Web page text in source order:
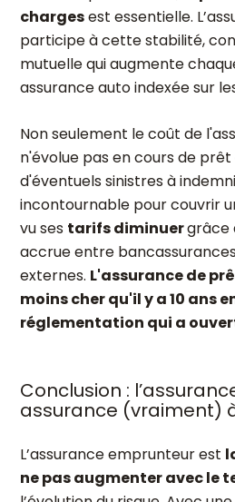
chargesest essentielle.
participe à cette stabilité,
mutuelle qui augmente
assurance auto indexée sur
Non seulement le coût de
n'évolue pas en cours de
d'éventuels sinistres à
incontournable pour couvrir
vu ses tarifs diminuergrâce
accrue entre
externes. L'assurance de
moins cher qu'il y a 10 ans
réglementation qui a
Conclusion :
assurance (vraiment)
L’assurance emprunteur est
ne pas augmenter avec le